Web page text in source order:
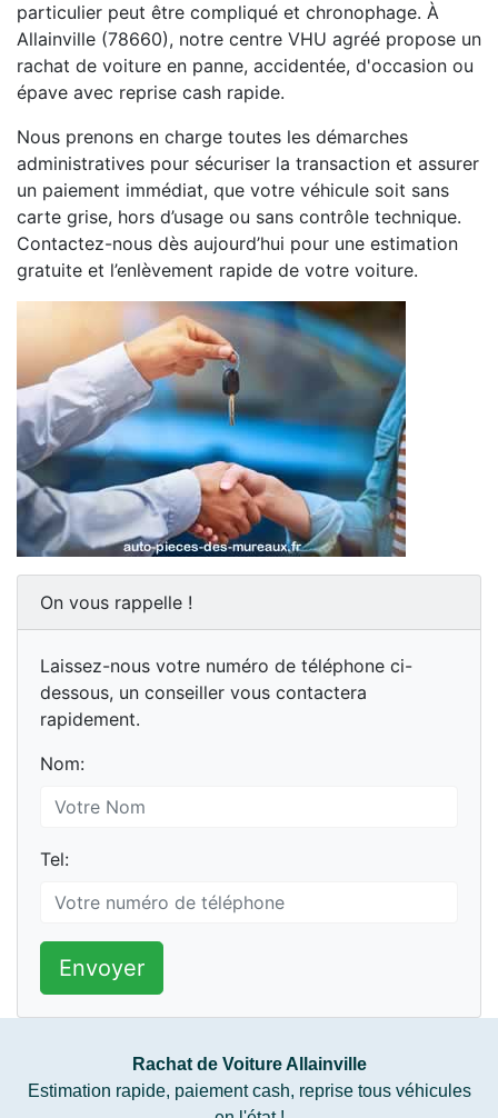
particulier peut être compliqué et chronophage. À
Allainville (78660), notre centre VHU agréé propose un
rachat de voiture en panne, accidentée, d'occasion ou
épave avec reprise cash rapide.
Nous prenons en charge toutes les démarches
administratives pour sécuriser la transaction et assurer
un paiement immédiat, que votre véhicule soit sans
carte grise, hors d’usage ou sans contrôle technique.
Contactez-nous dès aujourd’hui pour une estimation
gratuite et l’enlèvement rapide de votre voiture.
On vous rappelle !
Laissez-nous votre numéro de téléphone ci-
dessous, un conseiller vous contactera
rapidement.
Nom:
Tel:
Envoyer
Rachat de Voiture Allainville
Estimation rapide, paiement cash, reprise tous véhicules